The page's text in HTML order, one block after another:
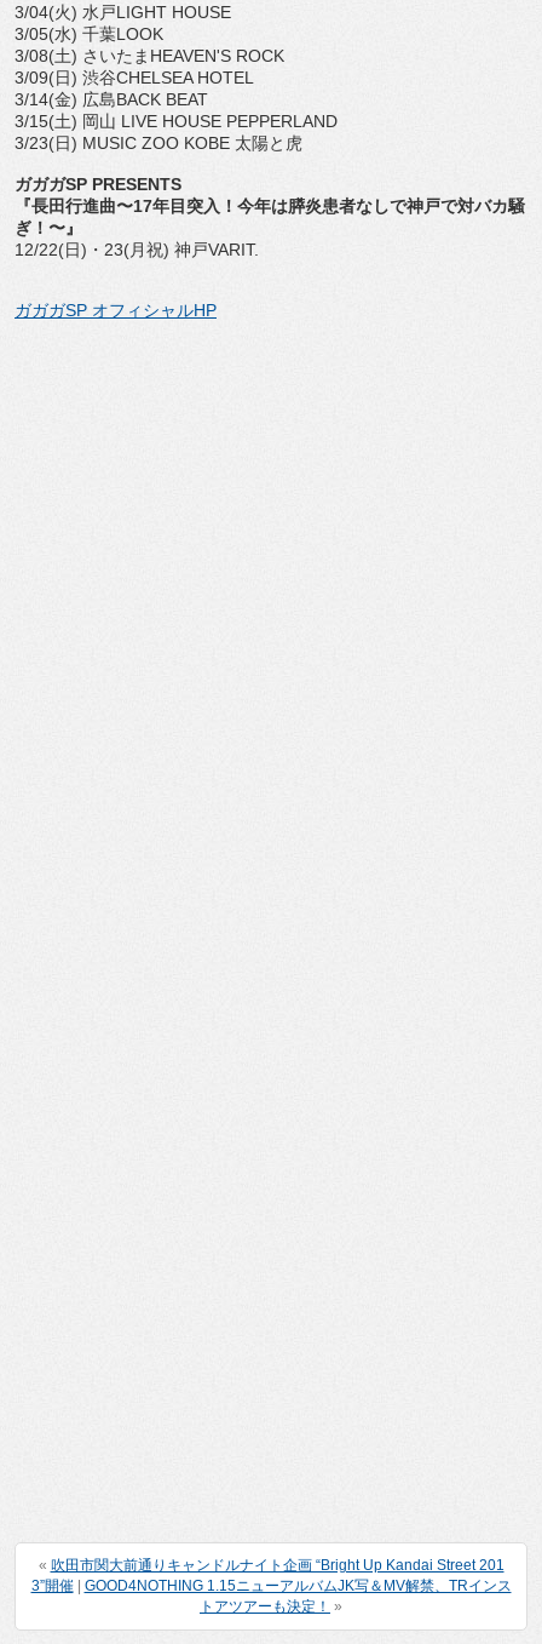
3/04(火) 水戸LIGHT HOUSE
3/05(水) 千葉LOOK
3/08(土) さいたまHEAVEN'S ROCK
3/09(日) 渋谷CHELSEA HOTEL
3/14(金) 広島BACK BEAT
3/15(土) 岡山 LIVE HOUSE PEPPERLAND
3/23(日) MUSIC ZOO KOBE 太陽と虎
ガガガSP PRESENTS
『長田行進曲〜17年目突入！今年は膵炎患者なしで神戸で対バカ騒
ぎ！〜』
12/22(日)・23(月祝) 神戸VARIT.
ガガガSP オフィシャルHP
« 吹田市関大前通りキャンドルナイト企画 “Bright Up Kandai Street 201
3”開催| GOOD4NOTHING 1.15ニューアルバムJK写＆MV解禁、TRインス
トアツアーも決定！ »